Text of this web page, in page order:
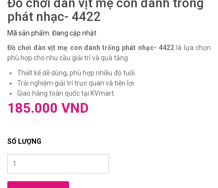
Đồ chơi đàn vịt mẹ con đánh trống
phát nhạc- 4422
Mã sản phẩm: Đang cập nhật
Đồ chơi đàn vịt mẹ con đánh trống phát nhạc- 4422 là lựa chọn
phù hợp cho nhu cầu giải trí và quà tặng.
Thiết kế dễ dùng, phù hợp nhiều độ tuổi.
Trải nghiệm giải trí trực quan và tiện lợi.
Giao hàng toàn quốc tại KVmart.
185.000 VND
SỐ LƯỢNG